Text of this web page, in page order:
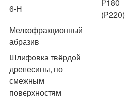
6-Н
Р180
(Р220)
Мелкофракционный
абразив
Шлифовка твёрдой
древесины, по
смежным
поверхностям